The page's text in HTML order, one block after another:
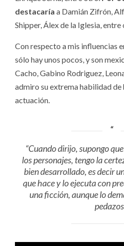
destacaría a Damián Zifrón,
Shipper, Álex de la Iglesia, entre
Con respecto a mis influencias
sólo hay unos pocos, y son
Cacho, Gabino Rodriguez,
admiro su extrema habilidad de
actuación.
“Cuando dirijo, supongo
los personajes, tengo la
bien desarrollado, es decir
que hace y lo ejecuta con
una ficción, aunque lo